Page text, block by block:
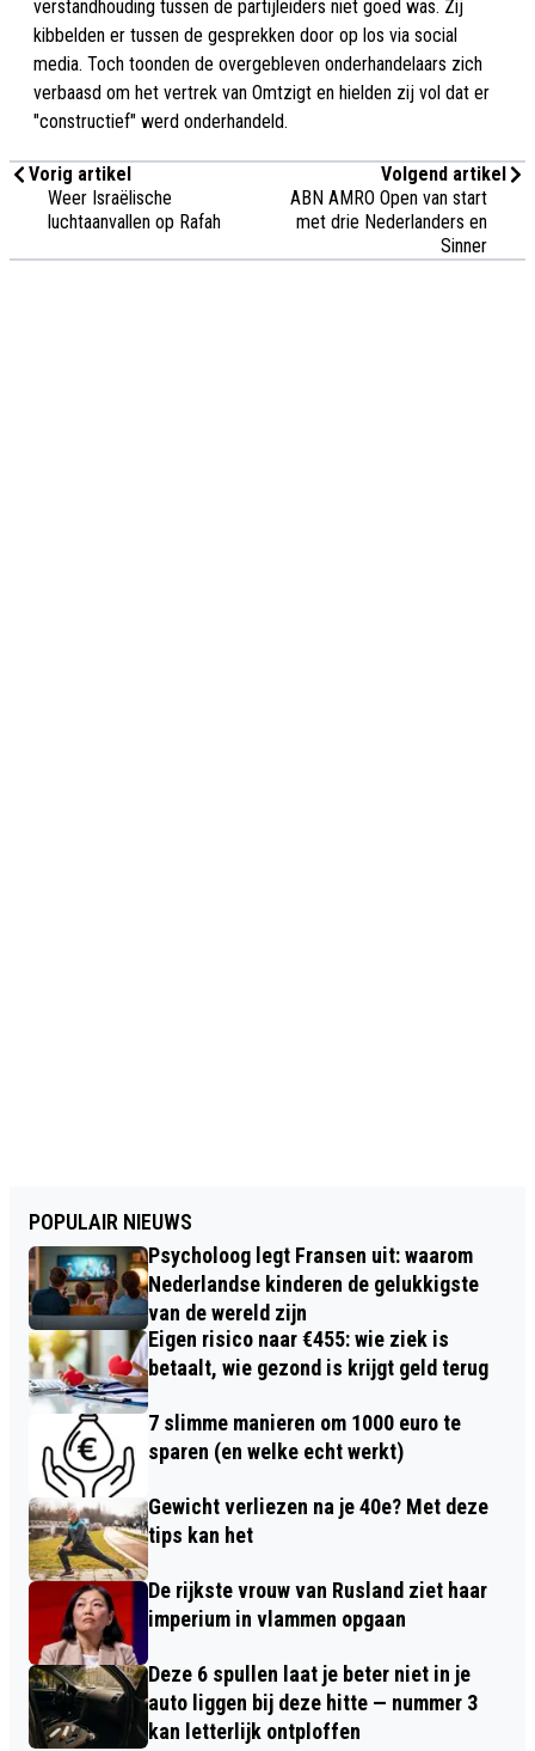
verstandhouding tussen de partijleiders niet goed was. Zij
kibbelden er tussen de gesprekken door op los via social
media. Toch toonden de overgebleven onderhandelaars zich
verbaasd om het vertrek van Omtzigt en hielden zij vol dat er
"constructief" werd onderhandeld.
Vorig artikel
Weer Israëlische
luchtaanvallen op Rafah
Volgend artikel
ABN AMRO Open van start
met drie Nederlanders en
Sinner
POPULAIR NIEUWS
Psycholoog legt Fransen uit: waarom
Nederlandse kinderen de gelukkigste
van de wereld zijn
Eigen risico naar €455: wie ziek is
betaalt, wie gezond is krijgt geld terug
7 slimme manieren om 1000 euro te
sparen (en welke echt werkt)
Gewicht verliezen na je 40e? Met deze
tips kan het
De rijkste vrouw van Rusland ziet haar
imperium in vlammen opgaan
Deze 6 spullen laat je beter niet in je
auto liggen bij deze hitte — nummer 3
kan letterlijk ontploffen